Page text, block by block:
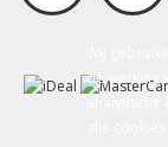
de werking